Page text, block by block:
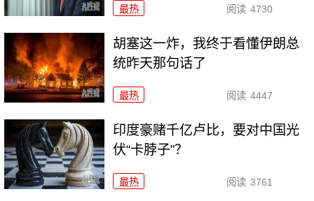
最热 阅读 4730
胡塞这一炸，我终于看懂伊朗总
统昨天那句话了
最热 阅读 4447
印度豪赌千亿卢比，要对中国光
伏“卡脖子”？
最热 阅读 3761